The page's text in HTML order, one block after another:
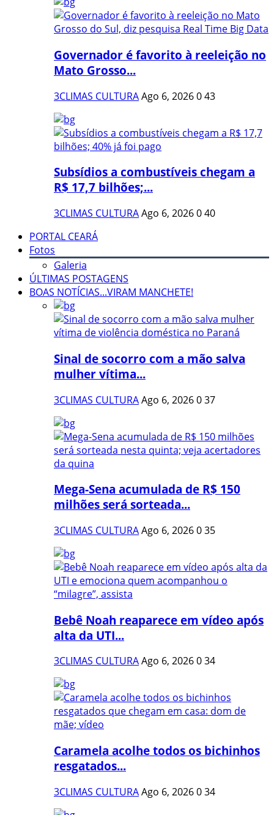
Governador é favorito à reeleição no
Mato Grosso...
3CLIMAS CULTURAAgo 6, 2026043
Subsídios a combustíveis chegam a
R$ 17,7 bilhões;...
3CLIMAS CULTURAAgo 6, 2026040
PORTAL CEARÁ
Fotos
Galeria
ÚLTIMAS POSTAGENS
BOAS NOTÍCIAS...VIRAM MANCHETE!
Sinal de socorro com a mão salva
mulher vítima...
3CLIMAS CULTURAAgo 6, 2026037
Mega-Sena acumulada de R$ 150
milhões será sorteada...
3CLIMAS CULTURAAgo 6, 2026035
Bebê Noah reaparece em vídeo após
alta da UTI...
3CLIMAS CULTURAAgo 6, 2026034
Caramela acolhe todos os bichinhos
resgatados...
3CLIMAS CULTURAAgo 6, 2026034